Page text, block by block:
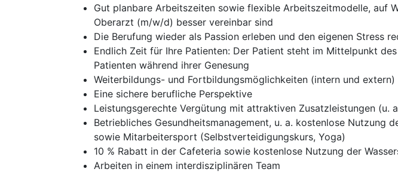
Gut planbare Arbeitszeiten sowie flexible Arbeitszeitmodelle, auf
Oberarzt (m/w/d) besser vereinbar sind
Die Berufung wieder als Passion erleben und den eigenen Stress
Endlich Zeit für Ihre Patienten: Der Patient steht im Mittelpunkt
Patienten während ihrer Genesung
Weiterbildungs- und Fortbildungsmöglichkeiten (intern und extern)
Eine sichere berufliche Perspektive
Leistungsgerechte Vergütung mit attraktiven Zusatzleistungen (u.
Betriebliches Gesundheitsmanagement, u. a. kostenlose Nutzung
sowie Mitarbeitersport (Selbstverteidigungskurs, Yoga)
10 % Rabatt in der Cafeteria sowie kostenlose Nutzung der
Arbeiten in einem interdisziplinären Team